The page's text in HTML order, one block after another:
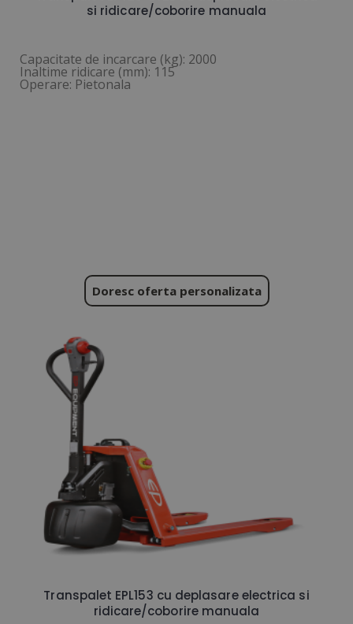
si ridicare/coborire manuala
Capacitate de incarcare (kg): 2000
Inaltime ridicare (mm): 115
Operare: Pietonala
Doresc oferta personalizata
Transpalet EPL153 cu deplasare electrica si
ridicare/coborire manuala